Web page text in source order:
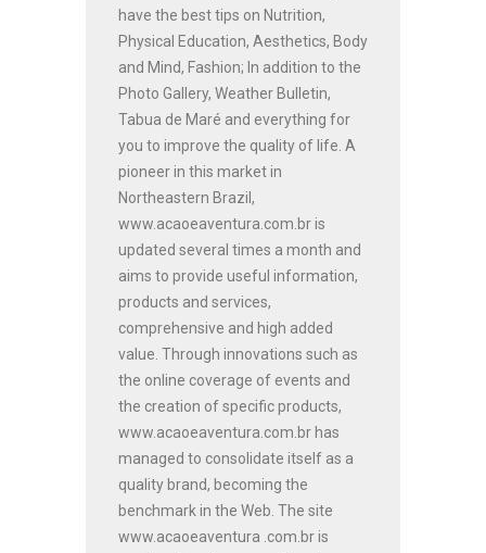
have the best tips on Nutrition,
Physical Education, Aesthetics, Body
and Mind, Fashion; In addition to the
Photo Gallery, Weather Bulletin,
Tabua de Maré and everything for
you to improve the quality of life. A
pioneer in this market in
Northeastern Brazil,
www.acaoeaventura.com.br is
updated several times a month and
aims to provide useful information,
products and services,
comprehensive and high added
value. Through innovations such as
the online coverage of events and
the creation of specific products,
www.acaoeaventura.com.br has
managed to consolidate itself as a
quality brand, becoming the
benchmark in the Web. The site
www.acaoeaventura .com.br is